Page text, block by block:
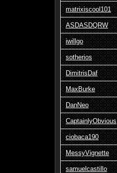
matrixiscool101
ASDASDQRW
iwillgo
sotherios
DimitrisDaf
MaxBurke
DanNeo
CaptainlyObvious
ciobaca190
MessyVignette
samuelcastillo